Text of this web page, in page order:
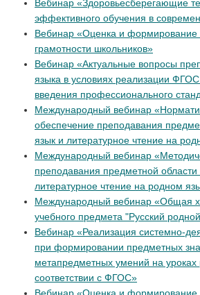
Вебинар «Здоровьесберегающие
эффективного обучения в
Вебинар «Оценка и формирование
грамотности школьников»
Вебинар «Актуальные вопросы
языка в условиях реализации
введения профессионального
Международный вебинар
обеспечение преподавания
язык и литературное чтение на
Международный вебинар
преподавания предметной
литературное чтение на родном
Международный вебинар «Общая
учебного предмета "Русский
Вебинар «Реализация системно-
при формировании предметных
метапредметных умений на уроках
соответствии с ФГОС»